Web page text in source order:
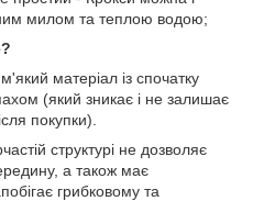
милом та теплою водою;
матеріал із спочатку
(який зникає і не залишає
покупки).
структурі не дозволяє
а також має
грибковому та